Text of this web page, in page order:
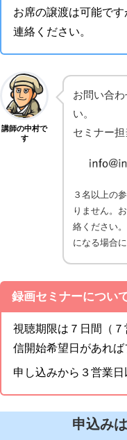
お席の譲渡は可能で
連絡ください。
講師の中村で
す
お問い合
い。
セミナー
３名以上の
りません。
絡ください
になる場合に
録画セミナーについ
視聴期限は７日間（
信開始希望日があれば
申し込みから３営業日
申込み